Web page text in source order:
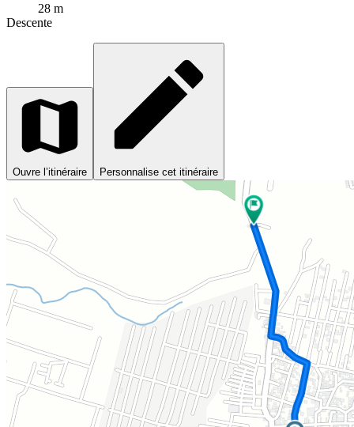
28 m
Descente
Ouvre l’itinéraire Personnalise cet itinéraire